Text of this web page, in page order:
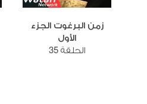
زمن البرغوت الجزء
الأول
الحلقة 35